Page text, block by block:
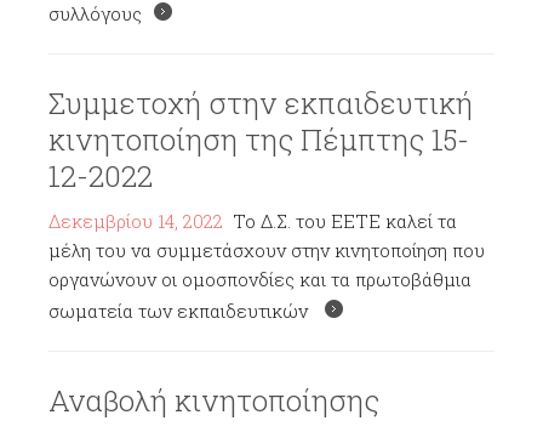
συλλόγους
Συμμετοχή στην εκπαιδευτική
κινητοποίηση της Πέμπτης 15-
12-2022
Δεκεμβρίου 14, 2022 Το Δ.Σ. του ΕΕΤΕ καλεί τα
μέλη του να συμμετάσχουν στην κινητοποίηση που
οργανώνουν οι ομοσπονδίες και τα πρωτοβάθμια
σωματεία των εκπαιδευτικών
Αναβολή κινητοποίησης